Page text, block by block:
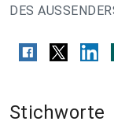
DES
Stichworte